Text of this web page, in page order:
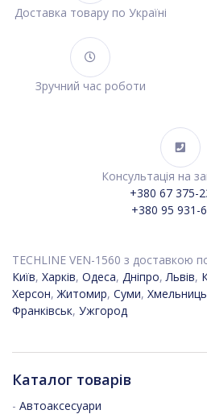
Доставка товару по Україні
Зручний час роботи
Консультація на
+380 67 375-
+380 95 931-
TECHLINE VEN-1560 з доставкою
Київ, Харків, Одеса, Дніпро,Львів,
Херсон,Житомир, Суми,
Франківськ, Ужгород
Каталог товарів
- Автоаксесуари